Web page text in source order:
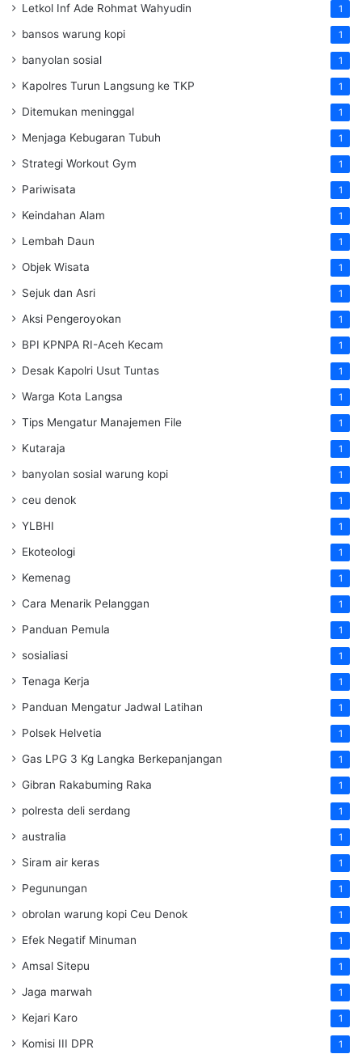
Letkol Inf Ade Rohmat Wahyudin 1
bansos warung kopi 1
banyolan sosial 1
Kapolres Turun Langsung ke TKP 1
Ditemukan meninggal 1
Menjaga Kebugaran Tubuh 1
Strategi Workout Gym 1
Pariwisata 1
Keindahan Alam 1
Lembah Daun 1
Objek Wisata 1
Sejuk dan Asri 1
Aksi Pengeroyokan 1
BPI KPNPA RI-Aceh Kecam 1
Desak Kapolri Usut Tuntas 1
Warga Kota Langsa 1
Tips Mengatur Manajemen File 1
Kutaraja 1
banyolan sosial warung kopi 1
ceu denok 1
YLBHI 1
Ekoteologi 1
Kemenag 1
Cara Menarik Pelanggan 1
Panduan Pemula 1
sosialiasi 1
Tenaga Kerja 1
Panduan Mengatur Jadwal Latihan 1
Polsek Helvetia 1
Gas LPG 3 Kg Langka Berkepanjangan 1
Gibran Rakabuming Raka 1
polresta deli serdang 1
australia 1
Siram air keras 1
Pegunungan 1
obrolan warung kopi Ceu Denok 1
Efek Negatif Minuman 1
Amsal Sitepu 1
Jaga marwah 1
Kejari Karo 1
Komisi III DPR 1